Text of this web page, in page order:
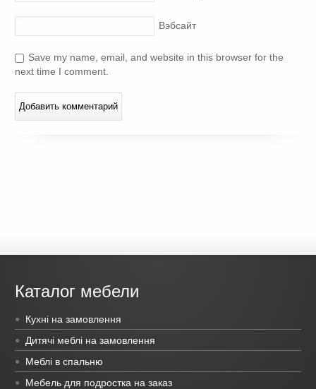
Вэбсайт
Save my name, email, and website in this browser for the
next time I comment.
Каталог мебели
Кухні на замовлення
Дитячі меблі на замовлення
Меблі в спальню
Мебель для подростка на заказ